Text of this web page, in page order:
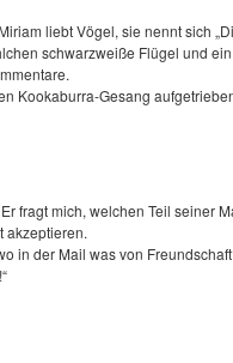
liebt Vögel, sie nennt sich
schwarzweiße Flügel und
Kookaburra-Gesang
fragt mich, welchen Teil seiner
akzeptieren.
in der Mail was von